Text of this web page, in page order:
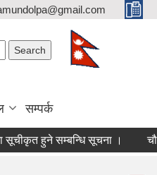
सम्पर्क
हुने सम्बन्धि सूचना । चौथो